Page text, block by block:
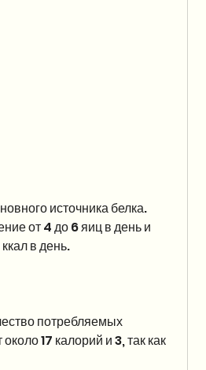
от 4 до 6 яиц в день и
в день.
потребляемых
17 калорий и 3, так как